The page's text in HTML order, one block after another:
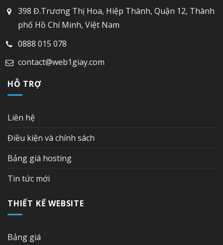
398 Đ.Trương Thị Hoa, Hiệp Thành, Quận 12, Thành
phố Hồ Chí Minh, Việt Nam
0888 015 078
contact@web1giay.com
HỖ TRỢ
Liên hệ
Điều kiện và chính sách
Bảng giá hosting
Tin tức mới
THIẾT KẾ WEBSITE
Bảng giá